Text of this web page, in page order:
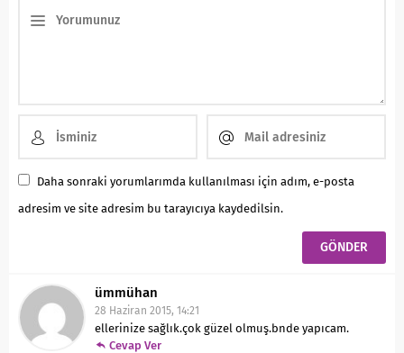
Daha sonraki yorumlarımda kullanılması için adım, e-posta
adresim ve site adresim bu tarayıcıya kaydedilsin.
ümmühan
28 Haziran 2015, 14:21
ellerinize sağlık.çok güzel olmuş.bnde yapıcam.
Cevap Ver